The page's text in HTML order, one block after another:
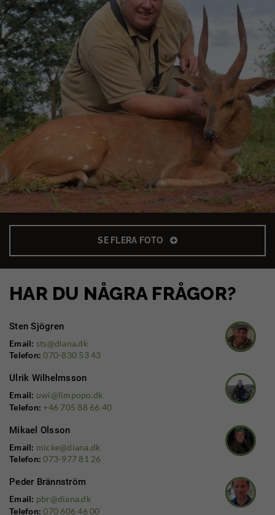
SE FLERA FOTO
HAR DU NÅGRA FRÅGOR?
Sten Sjögren
Email: sts@diana.dk
Telefon: 070-830 53 43
Ulrik Wilhelmsson
Email: uwi@limpopo.dk
Telefon: +46 705 88 66 40
Mikael Olsson
Email: micke@diana.dk
Telefon: 073-977 81 26
Peder Brännström
Email: pbr@diana.dk
Telefon: 070 606 46 00